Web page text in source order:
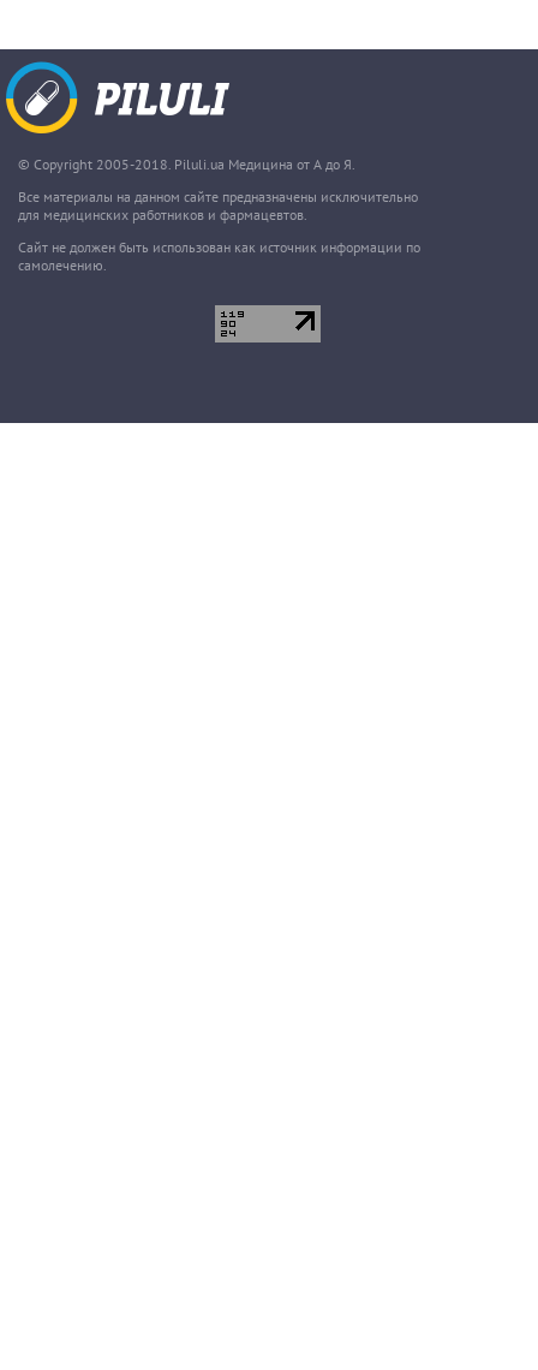
© Copyright 2005-2018. Piluli.ua Медицина от А до Я.
Все материалы на данном сайте предназначены исключительно
для медицинских работников и фармацевтов.
Сайт не должен быть использован как источник информации по
самолечению.